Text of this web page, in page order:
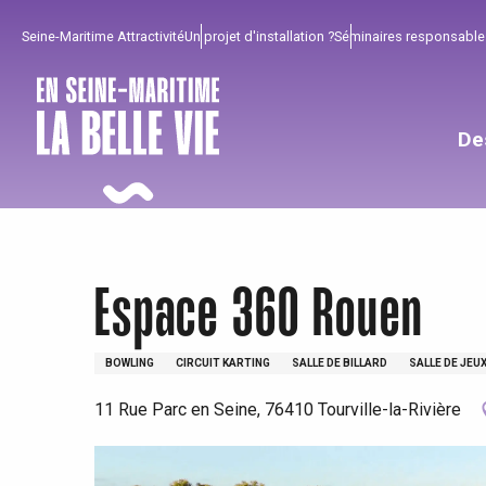
principal
Seine-Maritime AttractivitéUn projet d'installation ?Séminaires
Espace 360 Rouen
BOWLING CIRCUIT KARTING SALLE DE BILLARD SALLE DE JEUX
11 Rue Parc en Seine, 76410 Tourville-la-Rivière